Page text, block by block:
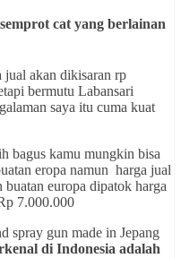
cat yang berlainan
jual akan dikisaran rp
bermutu Labansari
saya itu cuma kuat
bagus kamu mungkin bisa
eropa namun harga jual
europa dipatok harga
7.000.000
spray gun made in Jepang
di Indonesia adalah